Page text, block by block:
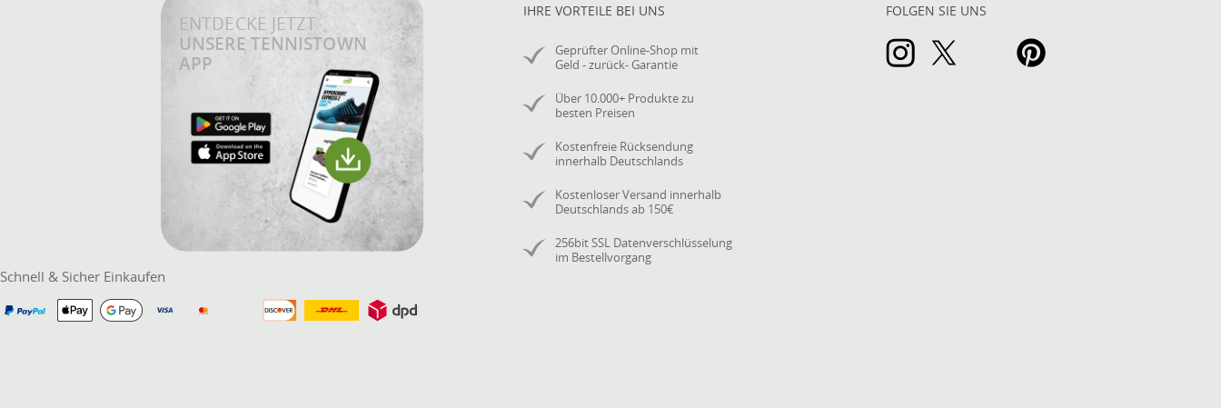
ENTDECKE JETZT
UNSERE TENNISTOWN
APP
IHRE VORTEILE BEI UNS
Geprüfter Online-Shop mit
Geld - zurück- Garantie
Über 10.000+ Produkte zu
besten Preisen
Kostenfreie Rücksendung
innerhalb Deutschlands
Kostenloser Versand innerhalb
Deutschlands ab 150€
256bit SSL Datenverschlüsselung
im Bestellvorgang
FOLGEN SIE UNS
Schnell & Sicher Einkaufen